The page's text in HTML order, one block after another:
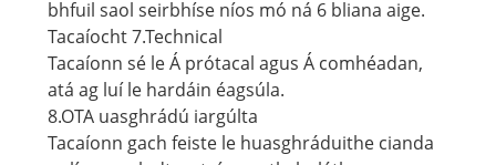
bhfuil saol seirbhíse níos mó ná 6 bliana aige.
Tacaíocht 7.Technical
Tacaíonn sé le Á prótacal agus Á comhéadan,
atá ag luí le hardáin éagsúla.
8.OTA uasghrádú iargúlta
Tacaíonn gach feiste le huasghráduithe cianda